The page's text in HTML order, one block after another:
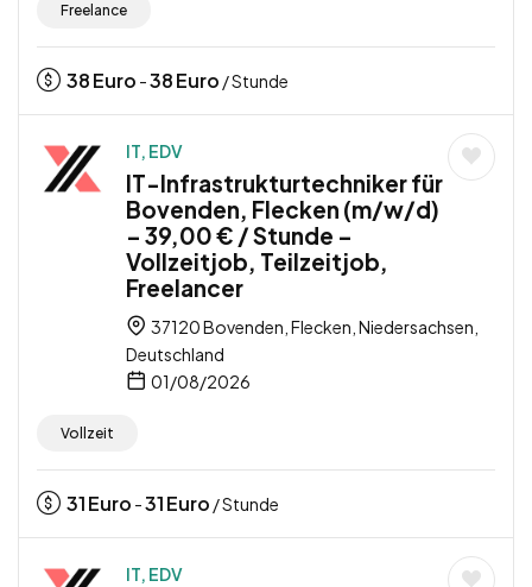
Freelance
38Euro -38Euro / Stunde
IT, EDV
IT-Infrastrukturtechniker für
Bovenden, Flecken (m/w/d)
– 39,00 € / Stunde –
Vollzeitjob, Teilzeitjob,
Freelancer
37120 Bovenden, Flecken, Niedersachsen,
Deutschland
01/08/2026
Vollzeit
31Euro -31Euro / Stunde
IT, EDV